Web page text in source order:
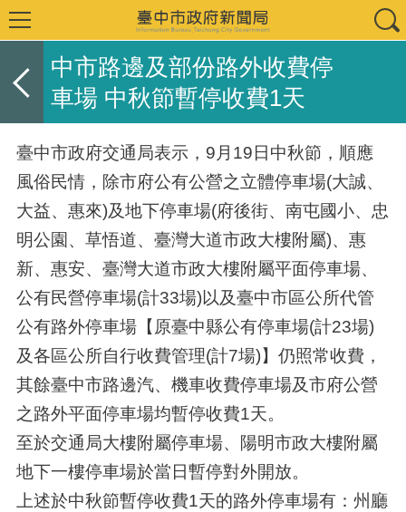
中市路邊及部份路外收費停
車場 中秋節暫停收費1天
臺中市政府交通局表示，9月19日中秋節，順應
風俗民情，除市府公有公營之立體停車場(大誠、
大益、惠來)及地下停車場(府後街、南屯國小、忠
明公園、草悟道、臺灣大道市政大樓附屬)、惠
新、惠安、臺灣大道市政大樓附屬平面停車場、
公有民營停車場(計33場)以及臺中市區公所代管
公有路外停車場【原臺中縣公有停車場(計23場)
及各區公所自行收費管理(計7場)】仍照常收費，
其餘臺中市路邊汽、機車收費停車場及市府公營
之路外平面停車場均暫停收費1天。
至於交通局大樓附屬停車場、陽明市政大樓附屬
地下一樓停車場於當日暫停對外開放。
上述於中秋節暫停收費1天的路外停車場有：州廳